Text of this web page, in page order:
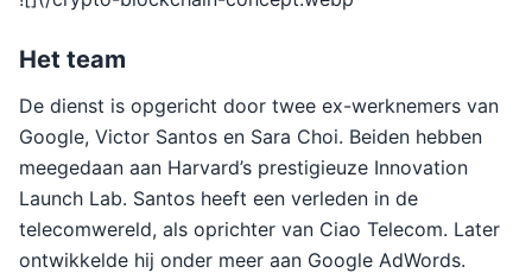
Het team
De dienst is opgericht door twee ex-werknemers van
Google, Victor Santos en Sara Choi. Beiden hebben
meegedaan aan Harvard’s prestigieuze Innovation
Launch Lab. Santos heeft een verleden in de
telecomwereld, als oprichter van Ciao Telecom. Later
ontwikkelde hij onder meer aan Google AdWords.